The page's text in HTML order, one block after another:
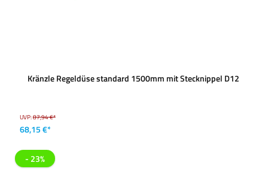
Kränzle Regeldüse standard 1500mm mit Stecknippel D12
UVP:87,94 €*
68,15 €*
- 23%